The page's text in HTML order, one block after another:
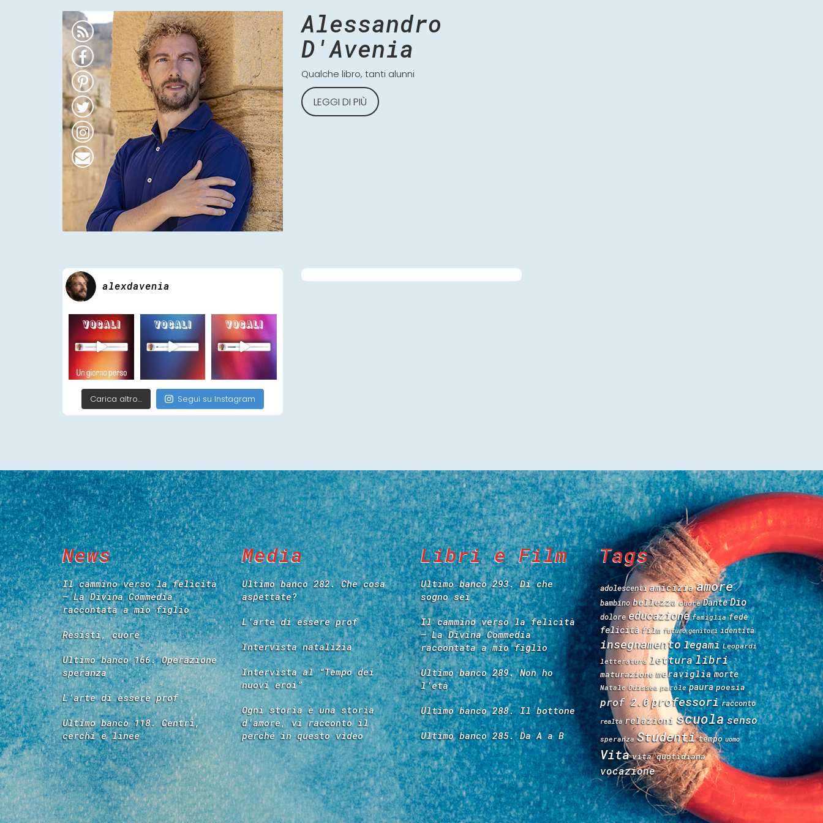
Alessandro
D'Avenia
Qualche libro, tanti alunni
LEGGI DI PIÙ
alexdavenia
Carica altro… Segui su Instagram
News
Il cammino verso la felicità
– La Divina Commedia
raccontata a mio figlio
Resisti, cuore
Ultimo banco 166. Operazione
speranza
L’arte di essere prof
Ultimo banco 118. Centri,
cerchi e linee
Media
Ultimo banco 282. Che cosa
aspettate?
L’arte di essere prof
Intervista natalizia
Intervista al “Tempo dei
nuovi eroi”
Ogni storia è una storia
d’amore, vi racconto il
perché in questo video
Libri e Film
Ultimo banco 293. Di che
sogno sei
Il cammino verso la felicità
– La Divina Commedia
raccontata a mio figlio
Ultimo banco 289. Non ho
l’età
Ultimo banco 288. Il bottone
Ultimo banco 285. Da A a B
Tags
adolescenti amicizia amore
bambino bellezza cuore Dante Dio
dolore educazione famiglia fede
felicità film futuro genitori identità
insegnamentolegami Leopardi
letteratura letturalibri
maturazione meraviglia morte
Natale Odissea parole paura poesia
prof 2.0professori racconto
realtà relazioni scuola senso
speranza Studenti tempo uomo
Vita vita quotidiana
vocazione